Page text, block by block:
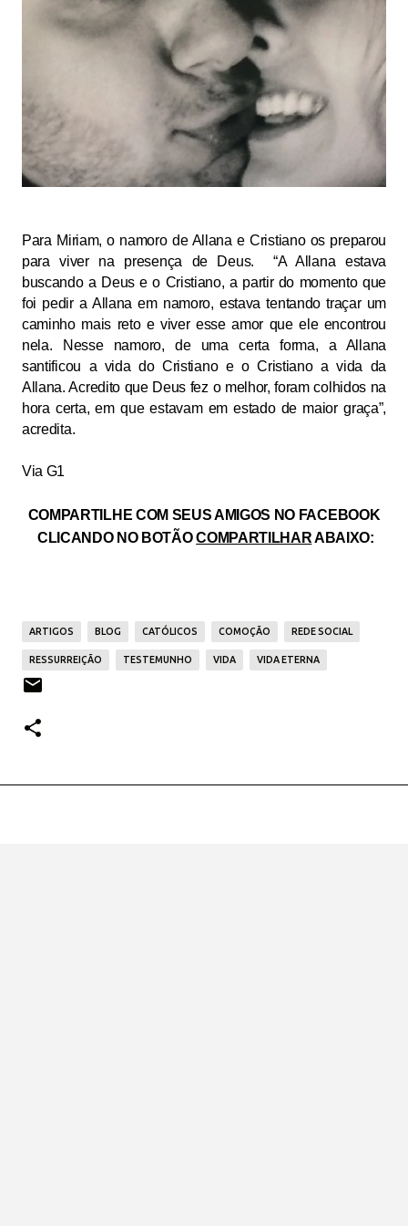
Para Miriam, o namoro de Allana e Cristiano os preparou
para viver na presença de Deus. “A Allana estava
buscando a Deus e o Cristiano, a partir do momento que
foi pedir a Allana em namoro, estava tentando traçar um
caminho mais reto e viver esse amor que ele encontrou
nela. Nesse namoro, de uma certa forma, a Allana
santificou a vida do Cristiano e o Cristiano a vida da
Allana. Acredito que Deus fez o melhor, foram colhidos na
hora certa, em que estavam em estado de maior graça”,
acredita.
Via G1
COMPARTILHE COM SEUS AMIGOS NO FACEBOOK
CLICANDO NO BOTÃOCOMPARTILHARABAIXO:
ARTIGOS BLOG CATÓLICOS COMOÇÃO REDE SOCIAL
RESSURREIÇÃO TESTEMUNHO VIDA VIDA ETERNA